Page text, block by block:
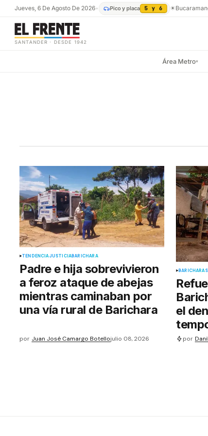
Jueves, 6 De Agosto De 2026• Pico y placa 5 y 6 ☀
SANTANDER · DESDE 1942
Área Metro▾
TENDENCIAJUSTICIABARICHARA
Padre e hija sobrevivieron
a feroz ataque de abejas
mientras caminaban por
una vía rural de Barichara
por Juan José Camargo Botellojulio 08, 2026
BARICHARA
el
por